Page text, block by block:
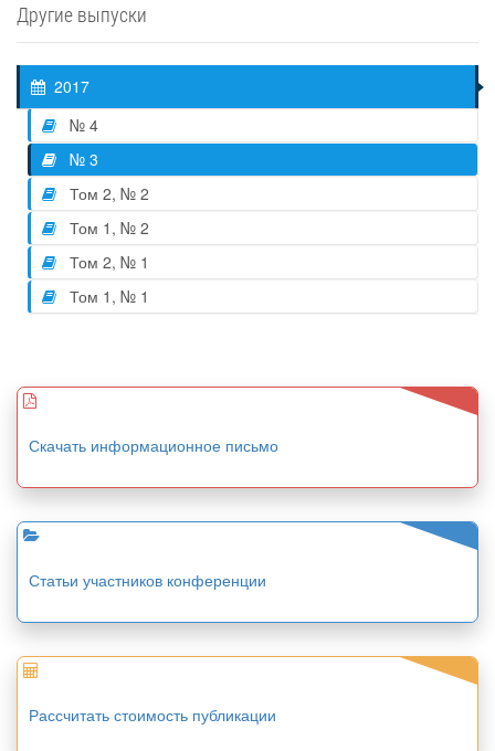
Другие выпуски
2017
№ 4
№ 3
Том 2, № 2
Том 1, № 2
Том 2, № 1
Том 1, № 1
Скачать информационное письмо
Статьи участников конференции
Рассчитать стоимость публикации